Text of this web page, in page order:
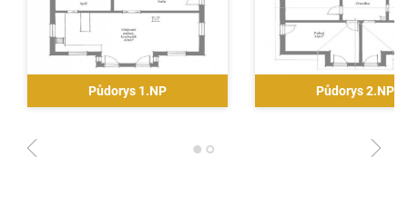
Půdorys 1.NP Půdorys 2.NP
1 2